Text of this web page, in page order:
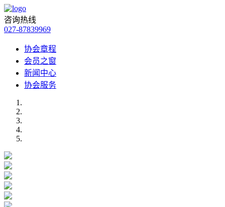
咨询热线
027-87839969
协会章程
会员之窗
新闻中心
协会服务